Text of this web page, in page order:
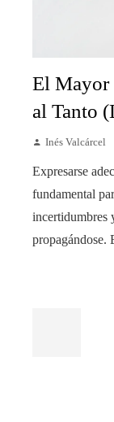
El Mayor
al Tanto
Inés Valcárcel
Expresarse
fundamental
incertidumbres
propagándose.